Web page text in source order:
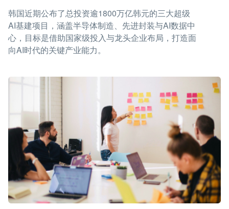
韩国近期公布了总投资逾1800万亿韩元的三大超级
AI基建项目，涵盖半导体制造、先进封装与AI数据中
心，目标是借助国家级投入与龙头企业布局，打造面
向AI时代的关键产业能力。